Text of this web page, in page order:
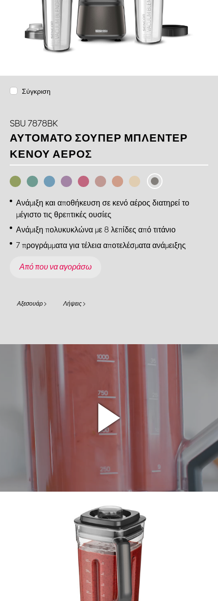
Σύγκριση
SBU 7878BK
ΑΥΤΌΜΑΤΟ ΣΟΎΠΕΡ ΜΠΛΈΝΤΕΡ
ΚΕΝΟΎ ΑΈΡΟΣ
Ανάμιξη και αποθήκευση σε κενό αέρος διατηρεί το
μέγιστο τις θρεπτικές ουσίες
Ανάμιξη πολυκυκλώνα με 8 λεπίδες από τιτάνιο
7 προγράμματα για τέλεια αποτελέσματα ανάμειξης
Από που να αγοράσω
Αξεσουάρ Λήψεις